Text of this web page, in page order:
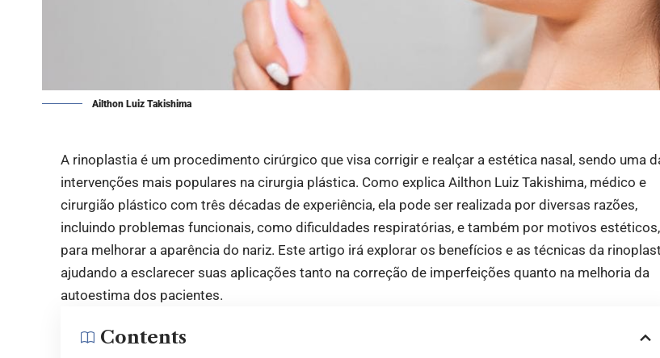
Ailthon Luiz Takishima
A rinoplastia é um procedimento cirúrgico que visa corrigir e realçar a estética nasal, sendo uma
intervenções mais populares na cirurgia plástica. Como explicaAilthon Luiz Takishima, médico e
cirurgião plástico com três décadas de experiência, ela pode ser realizada por diversas razões,
incluindo problemas funcionais, como dificuldades respiratórias, e também por motivos estéticos,
para melhorar a aparência do nariz. Este artigo irá explorar os benefícios e as técnicas da
ajudando a esclarecer suas aplicações tanto na correção de imperfeições quanto na melhoria da
autoestima dos pacientes.
Contents